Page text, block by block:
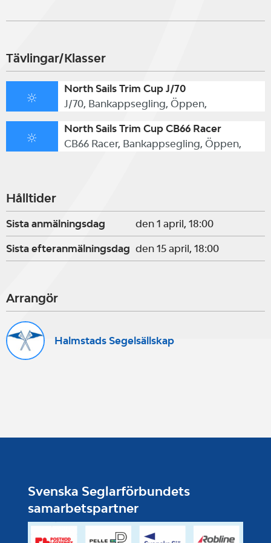
från 09.30 med coacher från North
Sails.
Lördag 17 april. Träning på havet
på förmiddagen. Kappsegling på
Rorsmansmöte 12.00, första start
14.00. Tre seglingar är planerade.
Söndag 18 april. Första start 10.00.
Fyra seglingar är planerade. Ingen
Tävlingar/Klasser
North Sails Trim Cup J/70
J/70, Bankappsegling, Öppen,
North Sails Trim Cup CB66 Racer
CB66 Racer, Bankappsegling, Öppen,
Hålltider
Sista anmälningsdag den 1 april, 18:00
Sista efteranmälningsdag den 15 april, 18:00
Arrangör
Halmstads Segelsällskap
Svenska Seglarförbundets
samarbetspartner